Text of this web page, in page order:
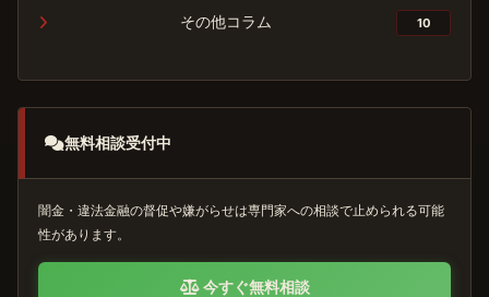
その他コラム 10
無料相談受付中
闇金・違法金融の督促や嫌がらせは専門家への相談で止められる可能
性があります。
今すぐ無料相談